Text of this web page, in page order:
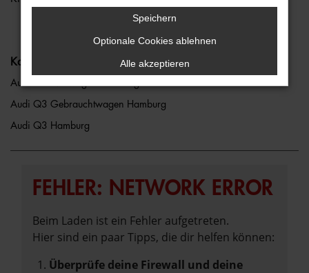
Kategorie
Audi Q3 Neuwagen Hamburg
Audi Q3 Gebrauchtwagen Hamburg
Audi Q3 Hamburg
FEHLER: NETWORK ERROR
Beim Laden ist ein Fehler aufgetreten.
Hier sind ein paar Tipps, die dir helfen können:
Überprüfe deine Firewall und deine
Speichern
Optionale Cookies ablehnen
Alle akzeptieren